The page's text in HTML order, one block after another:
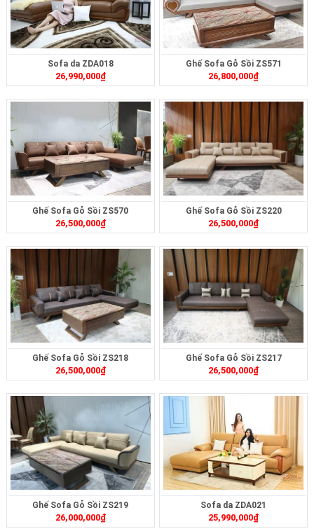
Sofa da ZDA018
26,990,000₫
Ghế Sofa Gỗ Sồi ZS571
26,800,000₫
Ghế Sofa Gỗ Sồi ZS570
26,500,000₫
Ghế Sofa Gỗ Sồi ZS220
26,500,000₫
Ghế Sofa Gỗ Sồi ZS218
26,500,000₫
Ghế Sofa Gỗ Sồi ZS217
26,500,000₫
Ghế Sofa Gỗ Sồi ZS219
26,000,000₫
Sofa da ZDA021
25,990,000₫